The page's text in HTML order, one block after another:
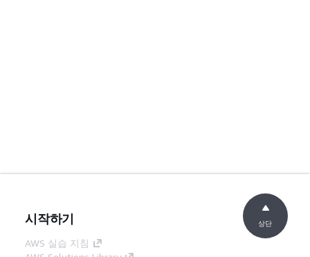
시작하기
AWS 실습 지침
상단